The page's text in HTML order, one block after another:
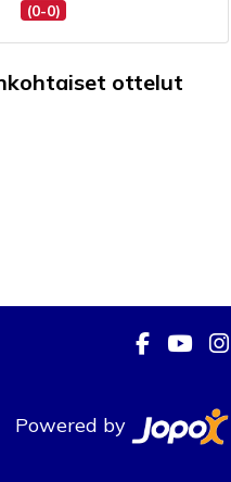
(0-0)
ottelut
Powered by